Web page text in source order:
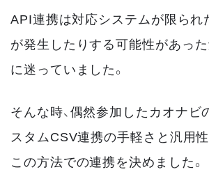
API連携は対応システムが限られ
が発生したりする可能性があった
に迷っていました。
そんな時、偶然参加したカオナビ
スタムCSV連携の手軽さと汎用性
この方法での連携を決めました。